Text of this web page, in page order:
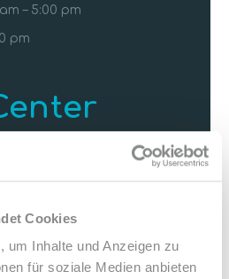
Cookies
um Inhalte und Anzeigen zu
für soziale Medien anbieten
– 5:00 pm
pm